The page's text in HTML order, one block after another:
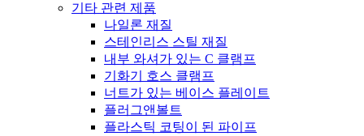
기타 관련 제품
나일론 재질
스테인리스 스틸 재질
내부 와셔가 있는 C 클램프
기화기 호스 클램프
너트가 있는 베이스 플레이트
플러그앤볼트
플라스틱 코팅이 된 파이프